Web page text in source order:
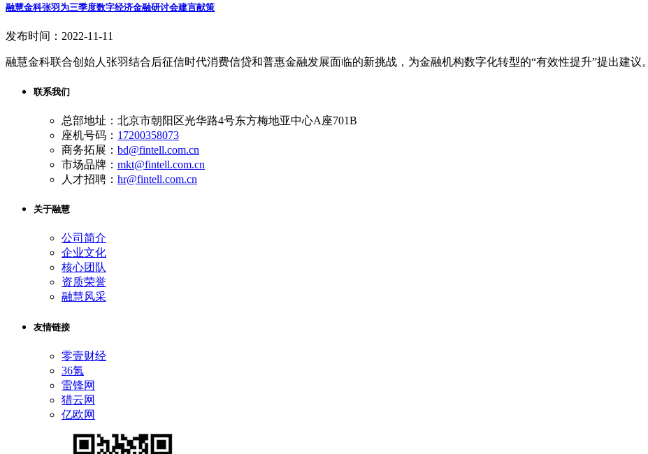
融慧金科张羽为三季度数字经济金融研讨会建言献策
发布时间：2022-11-11
融慧金科联合创始人张羽结合后征信时代消费信贷和普惠金融发展面临的新挑战，为金融机构数字化转型的“有效性提升”提出建议。
联系我们
总部地址：北京市朝阳区光华路4号东方梅地亚中心A座701B
座机号码： 17200358073
商务拓展： bd@fintell.com.cn
市场品牌： mkt@fintell.com.cn
人才招聘： hr@fintell.com.cn
关于融慧
公司简介
企业文化
核心团队
资质荣誉
融慧风采
友情链接
零壹财经
36氪
雷锋网
猎云网
亿欧网